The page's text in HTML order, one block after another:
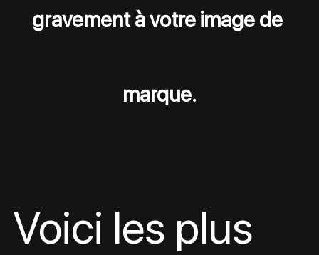
gravement à votre image de
marque.
Voici les plus